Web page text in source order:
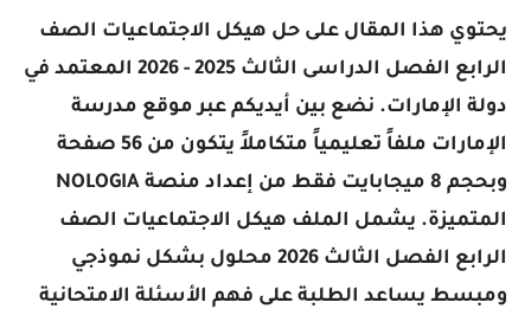
هذا المقال على حل هيكل الاجتماعيات الصف
الرابع الفصل الدراسى الثالث 2025 - 2026 المعتمد في
الإمارات. نضع بين أيديكم عبر موقع مدرسة
الإمارات ملفاً تعليمياً متكاملاً يتكون من 56 صفحة
وبحجم 8 ميجابايت فقط من إعداد منصة NOLOGIA
يشمل الملف هيكل الاجتماعيات الصف
الرابع الفصل الثالث 2026 محلول بشكل نموذجي
يساعد الطلبة على فهم الأسئلة الامتحانية